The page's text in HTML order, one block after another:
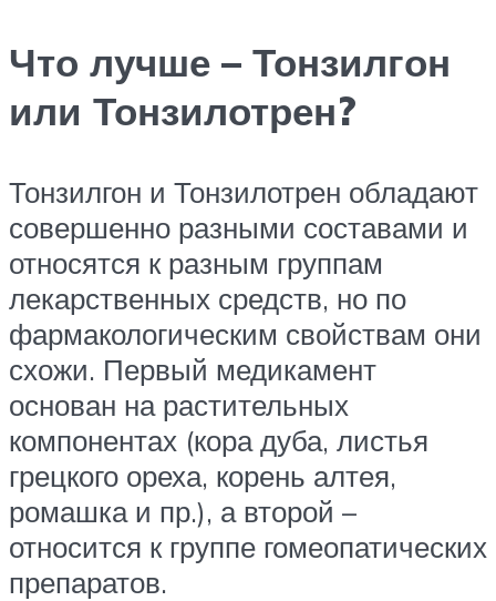
Что лучше – Тонзилгон
или Тонзилотрен?
Тонзилгон и Тонзилотрен обладают
совершенно разными составами и
относятся к разным группам
лекарственных средств, но по
фармакологическим свойствам они
схожи. Первый медикамент
основан на растительных
компонентах (кора дуба, листья
грецкого ореха, корень алтея,
ромашка и пр.), а второй –
относится к группе гомеопатических
препаратов.